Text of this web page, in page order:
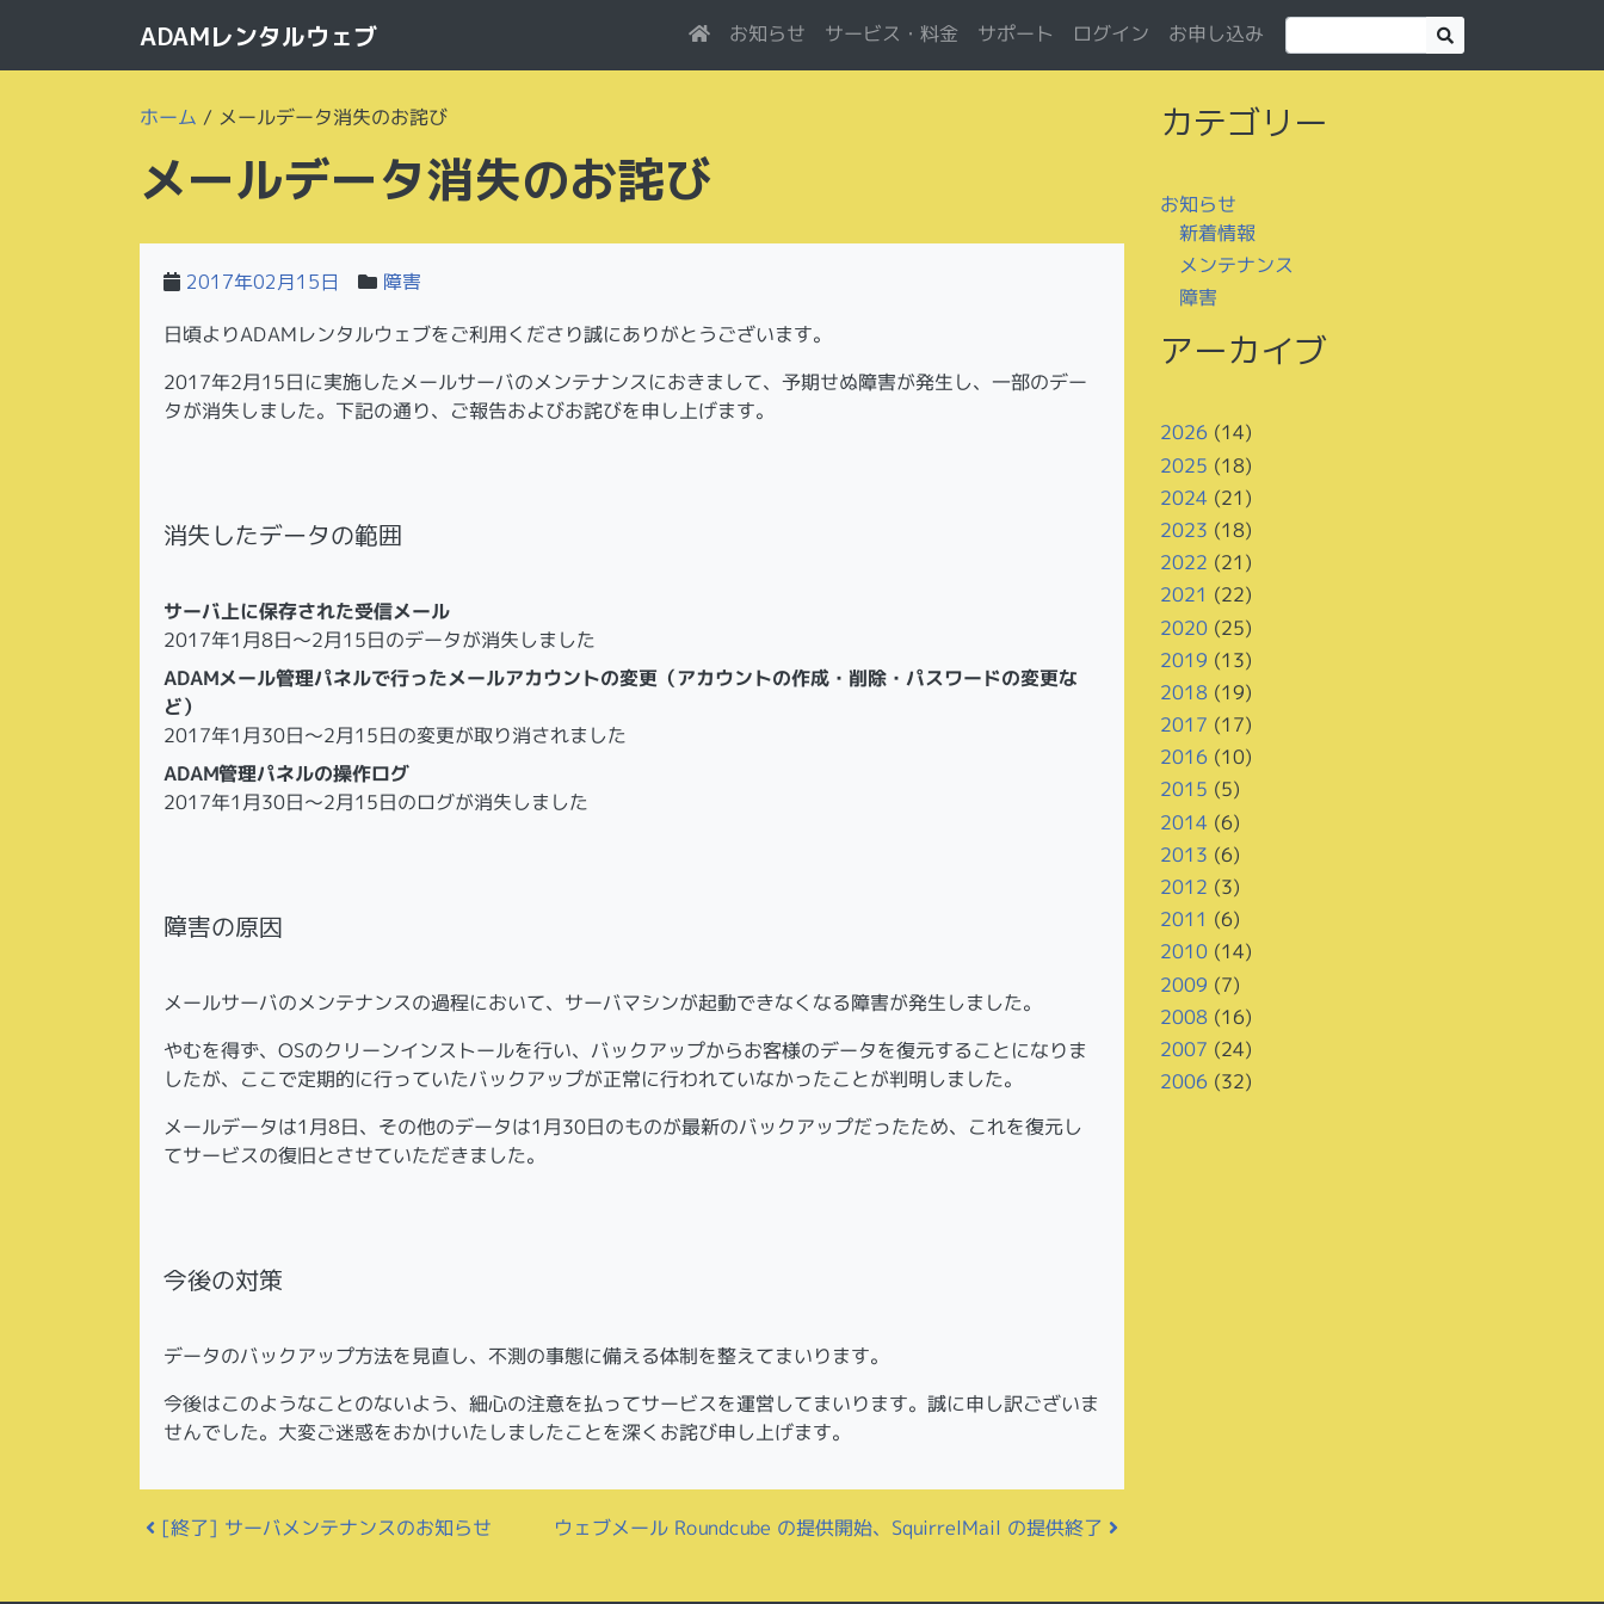
ADAMレンタルウェブ お知らせ サービス・料金 サポート ログイン お申し込み
ホーム / メールデータ消失のお詫び
メールデータ消失のお詫び
2017年02月15日 障害
日頃よりADAMレンタルウェブをご利用くださり誠にありがとうございます。
2017年2月15日に実施したメールサーバのメンテナンスにおきまして、予期せぬ障害が発生し、一部のデー
タが消失しました。下記の通り、ご報告およびお詫びを申し上げます。
消失したデータの範囲
サーバ上に保存された受信メール
2017年1月8日～2月15日のデータが消失しました
ADAMメール管理パネルで行ったメールアカウントの変更（アカウントの作成・削除・パスワードの変更な
ど）
2017年1月30日～2月15日の変更が取り消されました
ADAM管理パネルの操作ログ
2017年1月30日～2月15日のログが消失しました
障害の原因
メールサーバのメンテナンスの過程において、サーバマシンが起動できなくなる障害が発生しました。
やむを得ず、OSのクリーンインストールを行い、バックアップからお客様のデータを復元することになりま
したが、ここで定期的に行っていたバックアップが正常に行われていなかったことが判明しました。
メールデータは1月8日、その他のデータは1月30日のものが最新のバックアップだったため、これを復元し
てサービスの復旧とさせていただきました。
今後の対策
データのバックアップ方法を見直し、不測の事態に備える体制を整えてまいります。
今後はこのようなことのないよう、細心の注意を払ってサービスを運営してまいります。誠に申し訳ございま
せんでした。大変ご迷惑をおかけいたしましたことを深くお詫び申し上げます。
投稿ナビゲーション
[終了] サーバメンテナンスのお知らせ ウェブメール Roundcube の提供開始、SquirrelMail の提供終了
カテゴリー
お知らせ
新着情報
メンテナンス
障害
アーカイブ
2026 (14)
2025 (18)
2024 (21)
2023 (18)
2022 (21)
2021 (22)
2020(25)
2019 (13)
2018 (19)
2017 (17)
2016 (10)
2015 (5)
2014 (6)
2013 (6)
2012 (3)
2011 (6)
2010(14)
2009 (7)
2008 (16)
2007 (24)
2006 (32)